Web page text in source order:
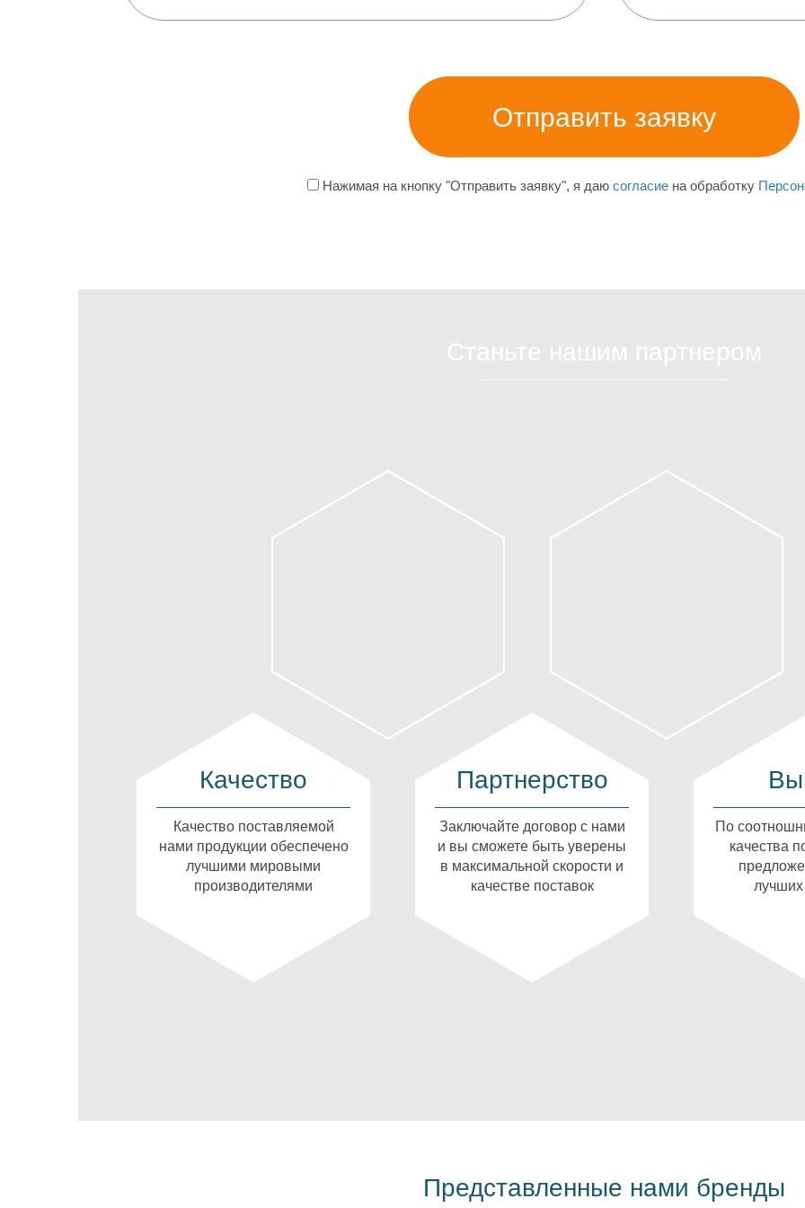
Нажимая на кнопку "Отправить заявку", я даю согласиена обработку
Качество
Качество поставляемой
нами продукции обеспечено
лучшими мировыми
производителями
Партнерство
Заключайте договор с нами
и вы сможете быть уверены
в максимальной скорости и
качестве поставок
По
качества
Представленные нами бренды